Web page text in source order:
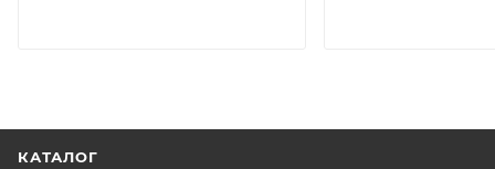
КАТАЛОГ